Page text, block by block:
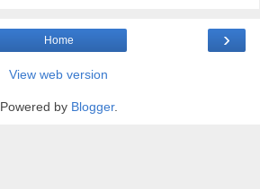
›
Home
View web version
Powered by Blogger.